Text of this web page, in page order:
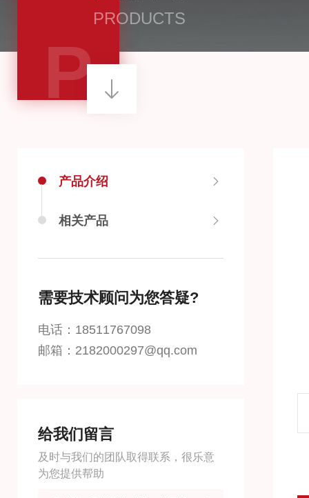
PRODUCTS
P
产品介绍
相关产品
需要技术顾问为您答疑?
电话：18511767098
邮箱：2182000297@qq.com
给我们留言
及时与我们的团队取得联系，很乐意
为您提供帮助